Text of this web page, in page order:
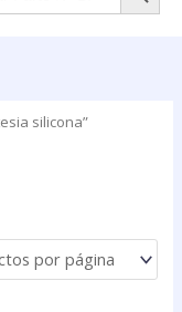
silicona”